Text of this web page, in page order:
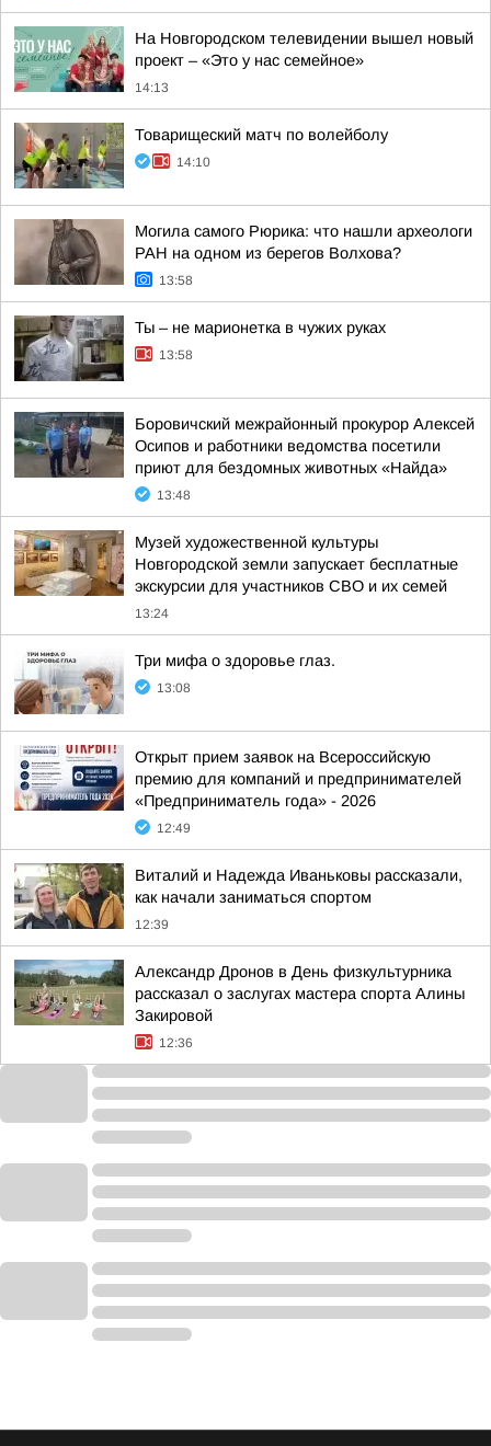
На Новгородском телевидении вышел новый
проект – «Это у нас семейное»
14:13
Товарищеский матч по волейболу
14:10
Могила самого Рюрика: что нашли археологи
РАН на одном из берегов Волхова?
13:58
Ты – не марионетка в чужих руках
13:58
Боровичский межрайонный прокурор Алексей
Осипов и работники ведомства посетили
приют для бездомных животных «Найда»
13:48
Музей художественной культуры
Новгородской земли запускает бесплатные
экскурсии для участников СВО и их семей
13:24
Три мифа о здоровье глаз.
13:08
Открыт прием заявок на Всероссийскую
премию для компаний и предпринимателей
«Предприниматель года» - 2026
12:49
Виталий и Надежда Иваньковы рассказали,
как начали заниматься спортом
12:39
Александр Дронов в День физкультурника
рассказал о заслугах мастера спорта Алины
Закировой
12:36